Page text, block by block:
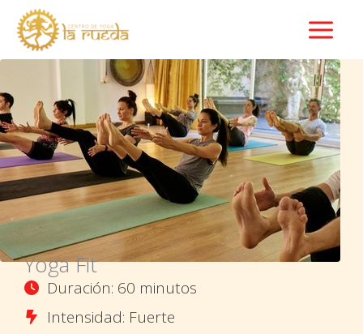
contenido
Yoga Fit
Duración: 60 minutos
Intensidad: Fuerte